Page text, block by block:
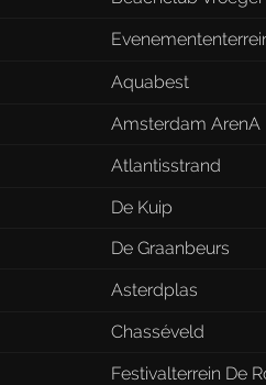
Aquabest
Amsterdam ArenA
Atlantisstrand
De Kuip
De Graanbeurs
Asterdplas
Chasséveld
Festivalterrein De